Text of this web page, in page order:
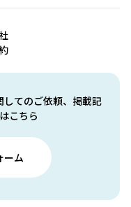
してのご依頼、掲載記
こちら
ーム